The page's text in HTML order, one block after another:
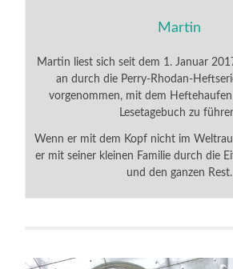
Martin
Martin liest sich seit dem 1. Januar
an durch die Perry-Rhodan-
vorgenommen, mit dem
Lesetagebuch zu
Wenn er mit dem Kopf nicht im
er mit seiner kleinen Familie durch die
und den ganzen Rest.